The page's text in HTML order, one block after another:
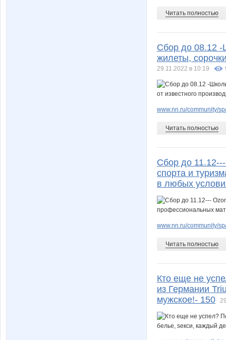
Читать полностью
Сбор до 08.12
жилеты,
29.11.2022 в 10:19
www.nn.ru/community/
Читать полностью
Сбор до
спорта и
в любых
www.nn.ru/community/
Читать полностью
Кто еще не
из Германии
мужское!- 150